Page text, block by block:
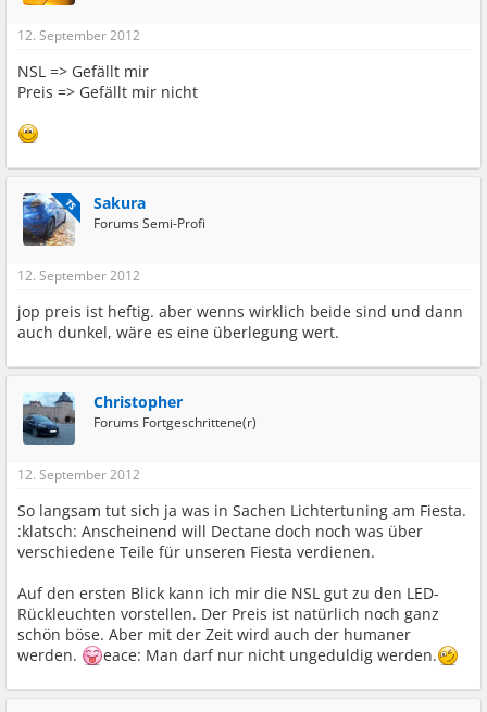
12. September 2012
NSL => Gefällt mir
Preis => Gefällt mir nicht
TS Sakura
Forums Semi-Profi
12. September 2012
jop preis ist heftig. aber wenns wirklich beide sind und dann
auch dunkel, wäre es eine überlegung wert.
Christopher
Forums Fortgeschrittene(r)
12. September 2012
So langsam tut sich ja was in Sachen Lichtertuning am Fiesta.
:klatsch: Anscheinend will Dectane doch noch was über
verschiedene Teile für unseren Fiesta verdienen.
Auf den ersten Blick kann ich mir die NSL gut zu den LED-
Rückleuchten vorstellen. Der Preis ist natürlich noch ganz
schön böse. Aber mit der Zeit wird auch der humaner
werden.
eace: Man darf nur nicht ungeduldig werden.